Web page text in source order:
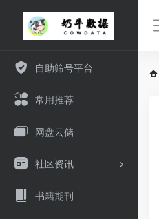
自助筛号平台
常用推荐
网盘云储
社区资讯
书籍期刊